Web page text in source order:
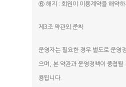
⑥ 해지 : 회원이 이용계약을 해약하
제3조 약관외 준칙
운영자는 필요한 경우 별도로 운영
으며, 본 약관과 운영정책이 중첩될
용됩니다.